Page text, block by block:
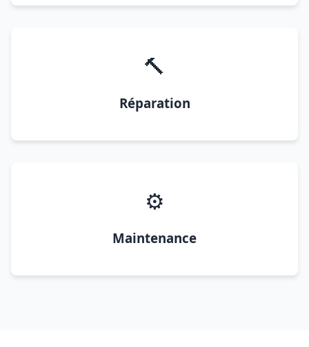
🔨
Réparation
⚙️
Maintenance